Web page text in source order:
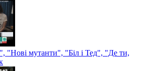
"Нові мутанти", "Біл і Тед", "Де ти,